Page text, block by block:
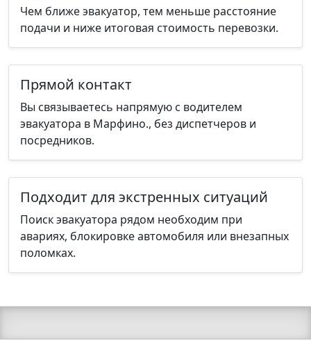
Чем ближе эвакуатор, тем меньше расстояние
подачи и ниже итоговая стоимость перевозки.
Прямой контакт
Вы связываетесь напрямую с водителем
эвакуатора в Марфино., без диспетчеров и
посредников.
Подходит для экстренных ситуаций
Поиск эвакуатора рядом необходим при
авариях, блокировке автомобиля или внезапных
поломках.